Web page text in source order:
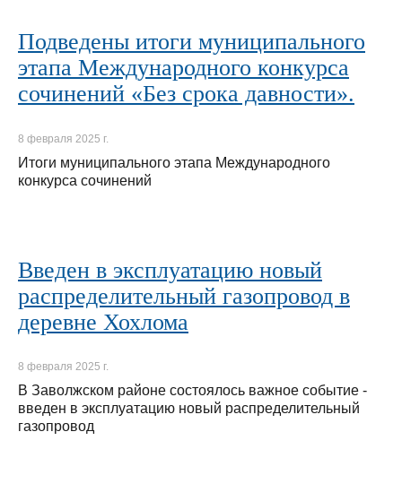
Подведены итоги муниципального
этапа Международного конкурса
сочинений «Без срока давности».
8 февраля 2025 г.
Итоги муниципального этапа Международного
конкурса сочинений
Введен в эксплуатацию новый
распределительный газопровод в
деревне Хохлома
8 февраля 2025 г.
В Заволжском районе состоялось важное событие -
введен в эксплуатацию новый распределительный
газопровод